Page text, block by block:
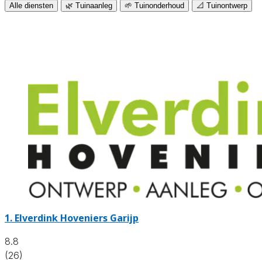
Alle diensten 🌿 Tuinaanleg 🌱 Tuinonderhoud 📐 Tuinontwerp
1. Elverdink Hoveniers Garijp
8.8
(26)